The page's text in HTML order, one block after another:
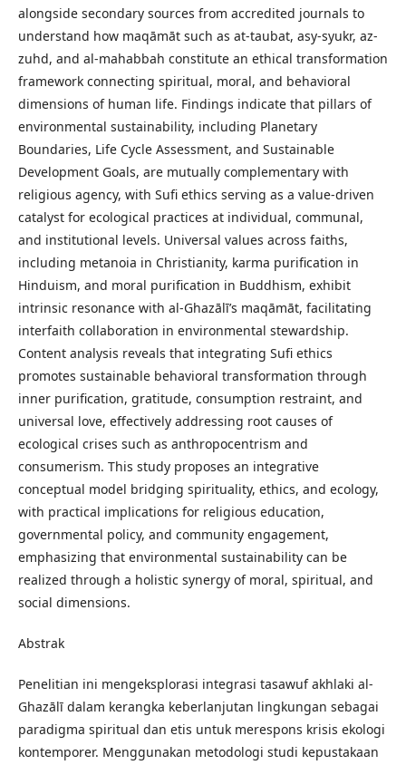
alongside secondary sources from accredited journals to
understand how maqāmāt such as at-taubat, asy-syukr, az-
zuhd, and al-mahabbah constitute an ethical transformation
framework connecting spiritual, moral, and behavioral
dimensions of human life. Findings indicate that pillars of
environmental sustainability, including Planetary
Boundaries, Life Cycle Assessment, and Sustainable
Development Goals, are mutually complementary with
religious agency, with Sufi ethics serving as a value-driven
catalyst for ecological practices at individual, communal,
and institutional levels. Universal values across faiths,
including metanoia in Christianity, karma purification in
Hinduism, and moral purification in Buddhism, exhibit
intrinsic resonance with al-Ghazālī’s maqāmāt, facilitating
interfaith collaboration in environmental stewardship.
Content analysis reveals that integrating Sufi ethics
promotes sustainable behavioral transformation through
inner purification, gratitude, consumption restraint, and
universal love, effectively addressing root causes of
ecological crises such as anthropocentrism and
consumerism. This study proposes an integrative
conceptual model bridging spirituality, ethics, and ecology,
with practical implications for religious education,
governmental policy, and community engagement,
emphasizing that environmental sustainability can be
realized through a holistic synergy of moral, spiritual, and
social dimensions.
Abstrak
Penelitian ini mengeksplorasi integrasi tasawuf akhlaki al-
Ghazālī dalam kerangka keberlanjutan lingkungan sebagai
paradigma spiritual dan etis untuk merespons krisis ekologi
kontemporer. Menggunakan metodologi studi kepustakaan